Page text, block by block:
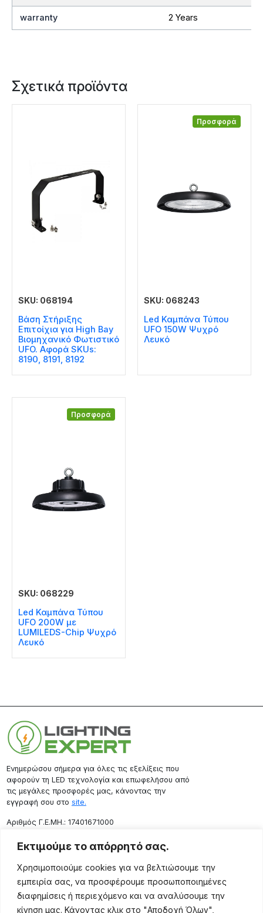
Εκτιμούμε το απόρρητό σας.
Χρησιμοποιούμε cookies για να βελτιώσουμε την
εμπειρία σας, να προσφέρουμε προσωποποιημένες
διαφημίσεις ή περιεχόμενο και να αναλύσουμε την
κίνηση μας. Κάνοντας κλικ στο "Αποδοχή Όλων",
warranty 2 Years
Σχετικά προϊόντα
SKU: 068194
Βάση Στήριξης
Επιτοίχια για High Bay
Βιομηχανικό Φωτιστικό
UFO. Αφορά SKUs:
8190, 8191, 8192
Προσφορά
SKU: 068243
Led Καμπάνα Τύπου
UFO 150W Ψυχρό
Λευκό
Προσφορά
SKU: 068229
Led Καμπάνα Τύπου
UFO 200W με
LUMILEDS-Chip Ψυχρό
Λευκό
Ενημερώσου σήμερα για όλες τις εξελίξεις που
αφορούν τη LED τεχνολογία και επωφελήσου από
τις μεγάλες προσφορές μας, κάνοντας την
εγγραφή σου στο site.
Aριθμός Γ.Ε.ΜΗ.: 17401671000
Επικοινωνία
Ρόδου 133, Αθήνα 10443
(+30) 211 725 5427
sales@lightingexpert.gr